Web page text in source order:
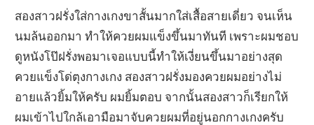
สองสาวฝรั่งใส่กางเกงขาสั้นมากใส่เสื้อสายเดี่ยว จนเห็น
นมล้นออกมา ทำให้ควยผมแข็งขึ้นมาทันที เพราะผมชอบ
ดูหนังโป๊ฝรั่งพอมาเจอแบบนี้ทำให้เงี่ยนขึ้นมาอย่างสุด
ควยแข็งโด่ตุงกางเกง สองสาวฝรั่งมองควยผมอย่างไม่
อายแล้วยิ้มให้ครับ ผมยิ้มตอบ จากนั้นสองสาวก็เรียกให้
ผมเข้าไปใกล้เอามือมาจับควยผมที่อยู่นอกกางเกงครับ